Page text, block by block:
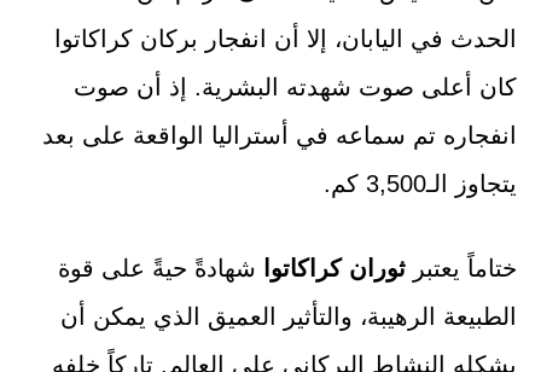
الحدث في اليابان، إلا أن انفجار بركان كراكاتوا
كان أعلى صوت شهدته البشرية. إذ أن صوت
انفجاره تم سماعه في أستراليا الواقعة على بعد
يتجاوز الـ3,500 كم.
ختاماً يعتبر ثوران كراكاتوا
شهادةً حيةً على قوة
الطبيعة الرهيبة، والتأثير العميق الذي يمكن أن
يشكله النشاط البركاني على العالم. تاركاً خلفه